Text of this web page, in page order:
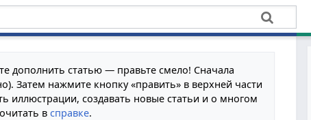
дополнить статью — правьте смело! Сначала
Затем нажмите кнопку «править» в верхней части
иллюстрации, создавать новые статьи и о многом
в справке.